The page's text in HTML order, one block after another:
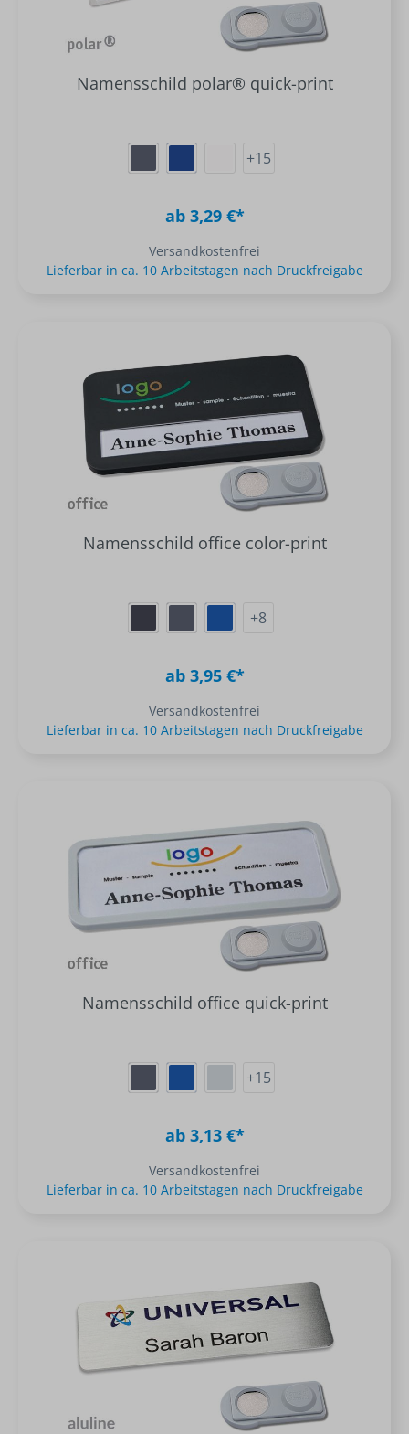
Namensschild polar® quick-print
+15
ab 3,29 €*
Versandkostenfrei
Lieferbar in ca. 10 Arbeitstagen nach Druckfreigabe
Namensschild office color-print
+8
ab 3,95 €*
Versandkostenfrei
Lieferbar in ca. 10 Arbeitstagen nach Druckfreigabe
Namensschild office quick-print
+15
ab 3,13 €*
Versandkostenfrei
Lieferbar in ca. 10 Arbeitstagen nach Druckfreigabe